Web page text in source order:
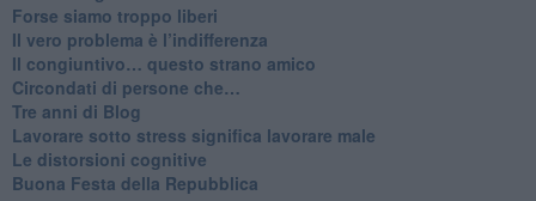
​Forse siamo troppo liberi
​Il vero problema è l’indifferenza
​Il congiuntivo… questo strano amico
​Circondati di persone che…
​Tre anni di Blog
​Lavorare sotto stress significa lavorare male
​Le distorsioni cognitive
​Buona Festa della Repubblica